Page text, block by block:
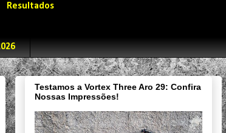
Resultados
Testamos a Vortex Three Aro 29: Confira
Nossas Impressões!